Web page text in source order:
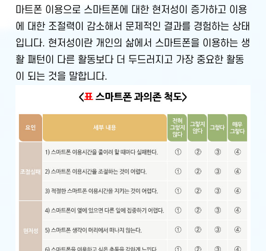
마트폰 이용으로 스마트폰에 대한 현저성이 증가하고 이용
에 대한 조절력이 감소해서 문제적인 결과를 경험하는 상태
입니다. 현저성이란 개인의 삶에서 스마트폰을 이용하는 생
활 패턴이 다른 활동보다 더 두드러지고 가장 중요한 활동
이 되는 것을 말합니다.